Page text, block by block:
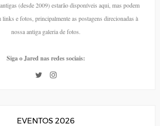
(desde 2009) estarão disponíveis aqui, mas podem
links e fotos, principalmente as postagens direcionadas à
nossa antiga galeria de fotos.
Siga o Jared nas redes sociais:
EVENTOS 2026